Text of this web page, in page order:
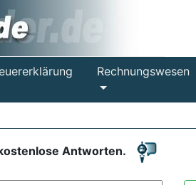
Rechnungswesen
Antworten.